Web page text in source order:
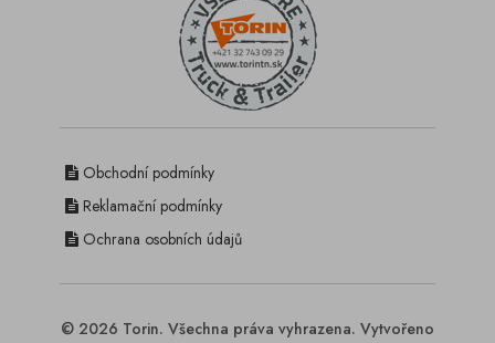
Obchodní podmínky
Reklamační podmínky
Ochrana osobních údajů
© 2026 Torin. Všechna práva vyhrazena. Vytvořeno